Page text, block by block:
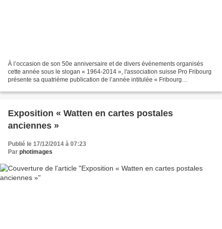
À l’occasion de son 50e anniversaire et de divers événements organisés
cette année sous le slogan « 1964-2014 », l'association suisse Pro Fribourg
présente sa quatrième publication de l’année intitulée « Fribourg
Exposition « Watten en cartes postales
anciennes »
Publié le 17/12/2014 à 07:23
Par photimages